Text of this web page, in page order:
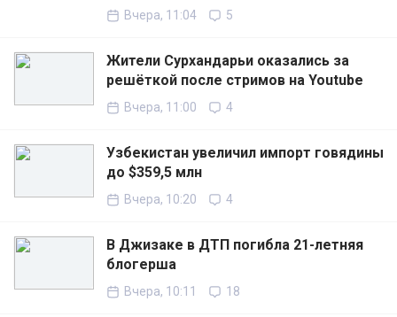
Вчера, 11:04 5
Жители Сурхандарьи оказались за
решёткой после стримов на Youtube
Вчера, 11:00 4
Узбекистан увеличил импорт говядины
до $359,5 млн
Вчера, 10:20 4
В Джизаке в ДТП погибла 21-летняя
блогерша
Вчера, 10:11 18